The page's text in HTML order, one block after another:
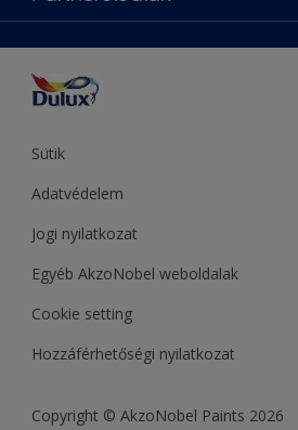
Hozzáférhetőség
Hammerite
Sadolin
Sütik
Adatvédelem
Jogi nyilatkozat
Egyéb AkzoNobel weboldalak
Cookie setting
Hozzáférhetőségi nyilatkozat
Copyright © AkzoNobel Paints 2026